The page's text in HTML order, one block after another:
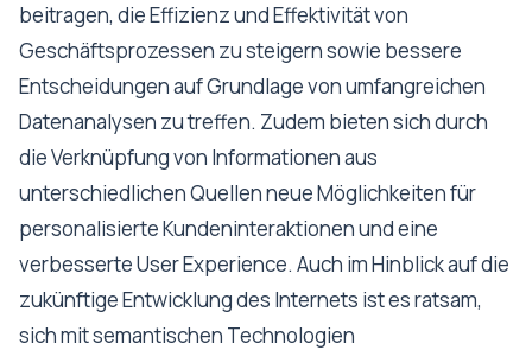
beitragen, die Effizienz und Effektivität von
Geschäftsprozessen zu steigern sowie bessere
Entscheidungen auf Grundlage von umfangreichen
Datenanalysen zu treffen. Zudem bieten sich durch
die Verknüpfung von Informationen aus
unterschiedlichen Quellen neue Möglichkeiten für
personalisierte Kundeninteraktionen und eine
verbesserte User Experience. Auch im Hinblick auf die
zukünftige Entwicklung des Internets ist es ratsam,
sich mit semantischen Technologien